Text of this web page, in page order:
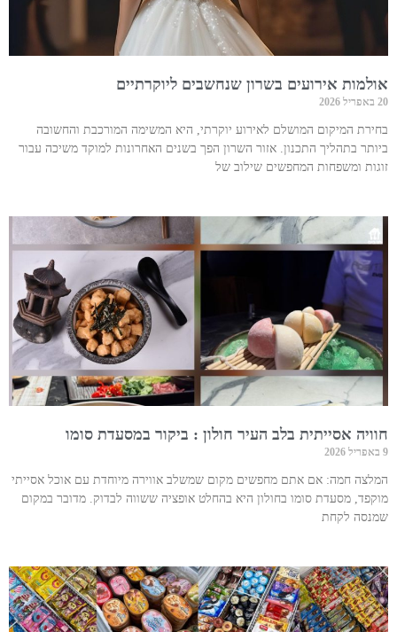
אולמות אירועים בשרון שנחשבים ליוקרתיים
20 באפריל 2026
בחירת המיקום המושלם לאירוע יוקרתי, היא המשימה המורכבת והחשובה
ביותר בתהליך התכנון. אזור השרון הפך בשנים האחרונות למוקד משיכה עבור
זוגות ומשפחות המחפשים שילוב של
חוויה אסייתית בלב העיר חולון : ביקור במסעדת סומו
9 באפריל 2026
המלצה חמה: אם אתם מחפשים מקום שמשלב אווירה מיוחדת עם אוכל אסייתי
מוקפד, מסעדת סומו בחולון היא בהחלט אופציה ששווה לבדוק. מדובר במקום
שמנסה לקחת